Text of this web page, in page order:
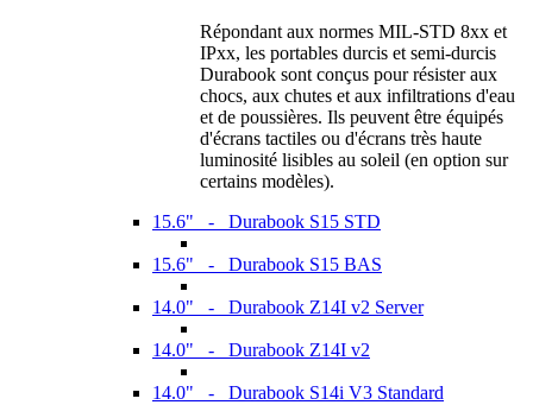
Répondant aux normes MIL-STD 8xx et
IPxx, les portables durcis et semi-durcis
Durabook sont conçus pour résister aux
chocs, aux chutes et aux infiltrations d'eau
et de poussières. Ils peuvent être équipés
d'écrans tactiles ou d'écrans très haute
luminosité lisibles au soleil (en option sur
certains modèles).
15.6" - Durabook S15 STD
15.6" - Durabook S15 BAS
14.0" - Durabook Z14I v2 Server
14.0" - Durabook Z14I v2
14.0" - Durabook S14i V3 Standard